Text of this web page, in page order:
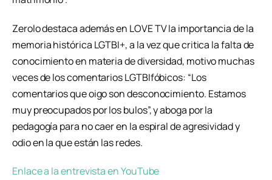
Zerolo destaca además en LOVE TV la importancia de la
memoria histórica LGTBI+, a la vez que critica la falta de
conocimiento en materia de diversidad, motivo muchas
veces de los comentarios LGTBIfóbicos: “Los
comentarios que oigo son desconocimiento. Estamos
muy preocupados por los bulos”, y aboga por la
pedagogía para no caer en la espiral de agresividad y
odio en la que están las redes.
Enlace a la entrevista en YouTube